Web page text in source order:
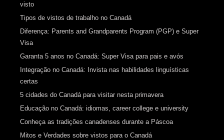
visto
Tipos de vistos de trabalho no Canadá
Diferença: Parents and Grandparents Program (PGP) e Super
Visa
Garanta 5 anos no Canadá: Super Visa para pais e avós
Integração no Canadá: Invista nas habilidades linguísticas
certas
5 cidades do Canadá para visitar nesta primavera
Educação no Canadá: idiomas, career college e university
Conheça as tradições canadenses durante a Páscoa
Mitos e Verdades sobre vistos para o Canadá